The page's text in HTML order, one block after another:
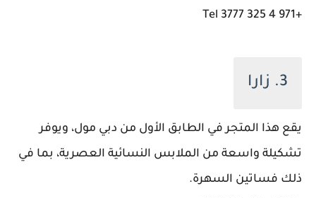
+971 4 325 3777 Tel
3. زارا
يقع هذا المتجر في الطابق الأول من دبي مول، ويوفر
تشكيلة واسعة من الملابس النسائية العصرية، بما في
ذلك فساتين السهرة.